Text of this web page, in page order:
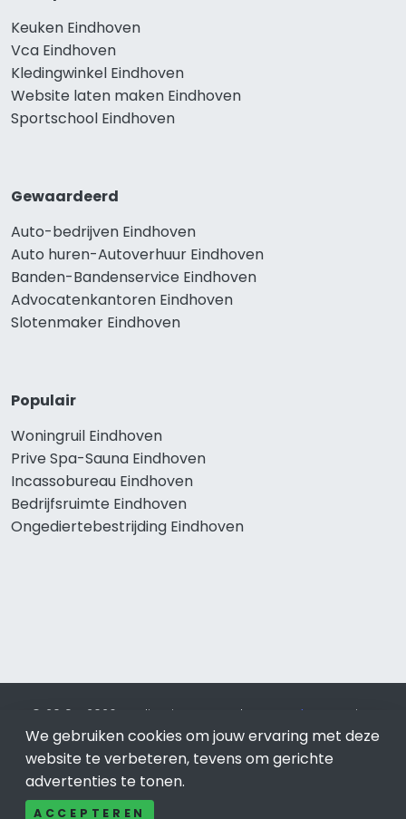
Keuken Eindhoven
Vca Eindhoven
Kledingwinkel Eindhoven
Website laten maken Eindhoven
Sportschool Eindhoven
Gewaardeerd
Auto-bedrijven Eindhoven
Auto huren-Autoverhuur Eindhoven
Banden-Bandenservice Eindhoven
Advocatenkantoren Eindhoven
Slotenmaker Eindhoven
Populair
Woningruil Eindhoven
Prive Spa-Sauna Eindhoven
Incassobureau Eindhoven
Bedrijfsruimte Eindhoven
Ongediertebestrijding Eindhoven
© 2019 - 2026 Realisatie en SEO door SEO-bureau
Lion
Internet. Betaal alleen voor bewezen resultaten?SEO
optimalisatie No Cure No Pay.Eindhovenis onderdeel van
Lion Internet.
We gebruiken cookies om jouw ervaring met deze
website te verbeteren, tevens om gerichte
advertenties te tonen.
ACCEPTEREN